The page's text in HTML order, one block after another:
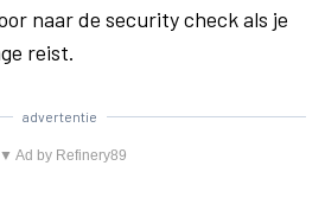
naar de security check als je
reist.
advertentie
▼ Ad by Refinery89